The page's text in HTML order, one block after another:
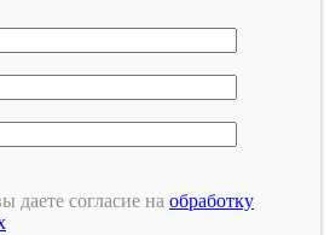
даете согласие на обработку